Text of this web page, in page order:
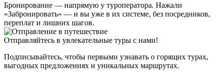
Бронирование — напрямую у туроператора. Нажали
«Забронировать» — и вы уже в их системе, без посредников,
переплат и лишних шагов.
Отправляйтесь в увлекательные туры с нами!
Подписывайтесь, чтобы первыми узнавать о горящих турах,
выгодных предложениях и уникальных маршрутах.